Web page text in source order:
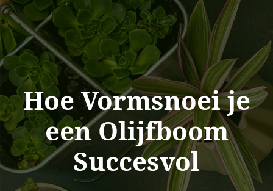
Hoe Vormsnoei je
een Olijfboom
Succesvol